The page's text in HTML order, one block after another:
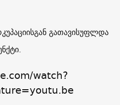
გათავისუფლდა
watch?